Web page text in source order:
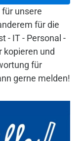
unsere
für die
- IT - Personal -
kopieren und
für
gerne melden!